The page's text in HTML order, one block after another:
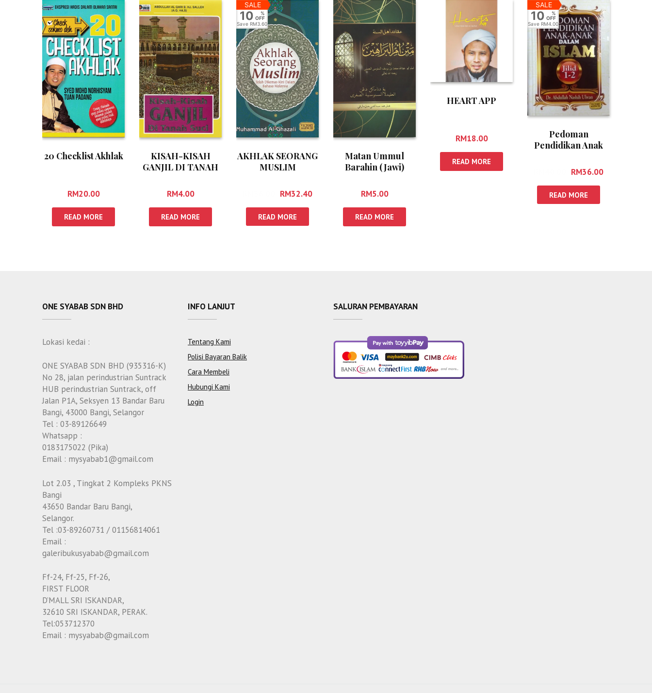
20 Checklist Akhlak
RM20.00
READ MORE
KISAH-KISAH
GANJIL DI TANAH
RM4.00
READ MORE
SALE
10
%
OFF
Save RM3.60
AKHLAK SEORANG
MUSLIM
RM32.40
READ MORE
Matan Ummul
Barahin (Jawi)
RM5.00
READ MORE
HEART APP
RM18.00
READ MORE
SALE
10
%
OFF
Save RM4.00
Pedoman
Pendidikan Anak
Jilid 1-2
RM36.00
READ MORE
ONE SYABAB SDN BHD
Lokasi kedai :
ONE SYABAB SDN BHD (935316-K)
No 28, jalan perindustrian Suntrack
HUB perindustrian Suntrack, off
Jalan P1A, Seksyen 13 Bandar Baru
Bangi, 43000 Bangi, Selangor
Tel : 03-89126649
Whatsapp :
0183175022 (Pika)
Email : mysyabab1@gmail.com
Lot 2.03 , Tingkat 2 Kompleks PKNS
Bangi
43650 Bandar Baru Bangi,
Selangor.
Tel :03-89260731 / 01156814061
Email :
galeribukusyabab@gmail.com
Ff-24, Ff-25, Ff-26,
FIRST FLOOR
D’MALL SRI ISKANDAR,
32610 SRI ISKANDAR, PERAK.
Tel:053712370
Email : mysyabab@gmail.com
INFO LANJUT
Tentang Kami
Polisi Bayaran Balik
Cara Membeli
Hubungi Kami
Login
SALURAN PEMBAYARAN